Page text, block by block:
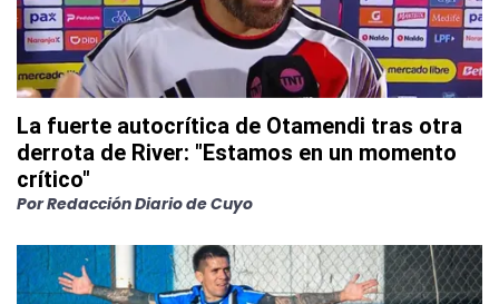
La fuerte autocrítica de Otamendi tras otra
derrota de River: "Estamos en un momento
crítico"
PorRedacción Diario de Cuyo